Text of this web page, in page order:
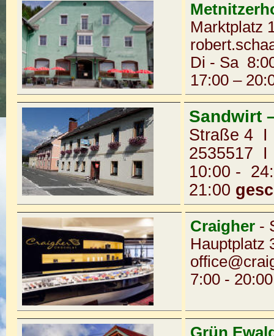
Marktplatz
Di - Sa
17:00 –
Sandwirt
Straße 4
2535517
10:00 -
21:00
Craigher -
7:00 -
Grün